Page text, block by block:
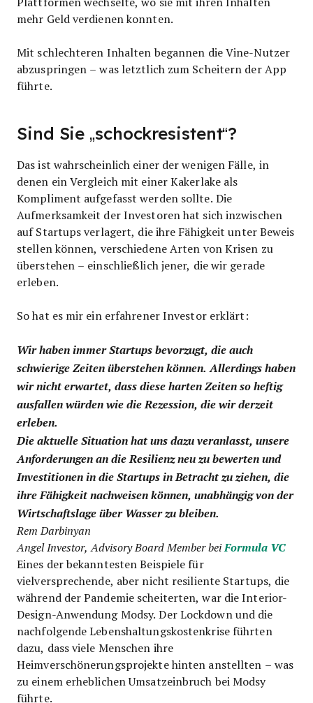
mehr Geld verdienen konnten.
Mit schlechteren Inhalten begannen die Vine-Nutzer
abzuspringen – was letztlich zum Scheitern der App
führte.
Sind Sie „schockresistent“?
Das ist wahrscheinlich einer der wenigen Fälle, in
denen ein Vergleich mit einer Kakerlake als
Kompliment aufgefasst werden sollte. Die
Aufmerksamkeit der Investoren hat sich inzwischen
auf Startups verlagert, die ihre Fähigkeit unter Beweis
stellen können, verschiedene Arten von Krisen zu
überstehen – einschließlich jener, die wir gerade
erleben.
So hat es mir ein erfahrener Investor erklärt:
Wir haben immer Startups bevorzugt, die auch
schwierige Zeiten überstehen können. Allerdings haben
wir nicht erwartet, dass diese harten Zeiten so heftig
ausfallen würden wie die Rezession, die wir derzeit
erleben.
Die aktuelle Situation hat uns dazu veranlasst, unsere
Anforderungen an die Resilienz neu zu bewerten und
Investitionen in die Startups in Betracht zu ziehen, die
ihre Fähigkeit nachweisen können, unabhängig von der
Wirtschaftslage über Wasser zu bleiben.
Rem Darbinyan
Angel Investor, Advisory Board Member beiFormula VC
Eines der bekanntesten Beispiele für
vielversprechende, aber nicht resiliente Startups, die
während der Pandemie scheiterten, war die Interior-
Design-Anwendung Modsy. Der Lockdown und die
nachfolgende Lebenshaltungskostenkrise führten
dazu, dass viele Menschen ihre
Heimverschönerungsprojekte hinten anstellten – was
zu einem erheblichen Umsatzeinbruch bei Modsy
führte.